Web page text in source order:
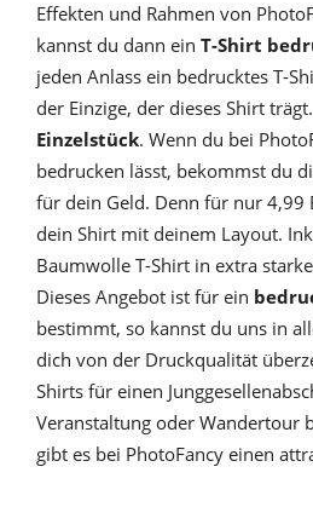
Effekten und Rahmen von
kannst du dann ein T-Shirt
jeden Anlass ein bedrucktes T-
der Einzige, der dieses Shirt trägt.
Einzelstück. Wenn du bei
bedrucken lässt, bekommst du
für dein Geld. Denn für nur 4,99
dein Shirt mit deinem Layout.
Baumwolle T-Shirt in extra
Dieses Angebot ist für ein
bestimmt, so kannst du uns in
dich von der Druckqualität
Shirts für einen
Veranstaltung oder Wandertour
gibt es bei PhotoFancy einen